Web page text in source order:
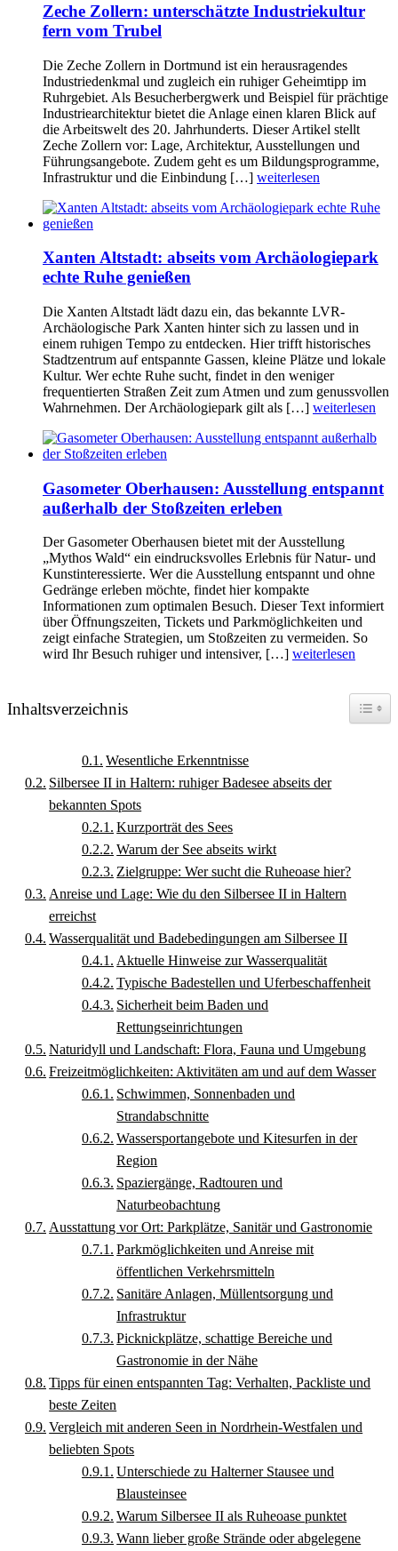
Zeche Zollern: unterschätzte Industriekultur
fern vom Trubel
Die Zeche Zollern in Dortmund ist ein herausragendes
Industriedenkmal und zugleich ein ruhiger Geheimtipp im
Ruhrgebiet. Als Besucherbergwerk und Beispiel für prächtige
Industriearchitektur bietet die Anlage einen klaren Blick auf
die Arbeitswelt des 20. Jahrhunderts. Dieser Artikel stellt
Zeche Zollern vor: Lage, Architektur, Ausstellungen und
Führungsangebote. Zudem geht es um Bildungsprogramme,
Infrastruktur und die Einbindung […] weiterlesen
Xanten Altstadt: abseits vom Archäologiepark
echte Ruhe genießen
Die Xanten Altstadt lädt dazu ein, das bekannte LVR-
Archäologische Park Xanten hinter sich zu lassen und in
einem ruhigen Tempo zu entdecken. Hier trifft historisches
Stadtzentrum auf entspannte Gassen, kleine Plätze und lokale
Kultur. Wer echte Ruhe sucht, findet in den weniger
frequentierten Straßen Zeit zum Atmen und zum genussvollen
Wahrnehmen. Der Archäologiepark gilt als […] weiterlesen
Gasometer Oberhausen: Ausstellung entspannt
außerhalb der Stoßzeiten erleben
Der Gasometer Oberhausen bietet mit der Ausstellung
„Mythos Wald“ ein eindrucksvolles Erlebnis für Natur- und
Kunstinteressierte. Wer die Ausstellung entspannt und ohne
Gedränge erleben möchte, findet hier kompakte
Informationen zum optimalen Besuch. Dieser Text informiert
über Öffnungszeiten, Tickets und Parkmöglichkeiten und
zeigt einfache Strategien, um Stoßzeiten zu vermeiden. So
wird Ihr Besuch ruhiger und intensiver, […] weiterlesen
Inhaltsverzeichnis
Wesentliche Erkenntnisse
Silbersee II in Haltern: ruhiger Badesee abseits der
bekannten Spots
Kurzporträt des Sees
Warum der See abseits wirkt
Zielgruppe: Wer sucht die Ruheoase hier?
Anreise und Lage: Wie du den Silbersee II in Haltern
erreichst
Wasserqualität und Badebedingungen am Silbersee II
Aktuelle Hinweise zur Wasserqualität
Typische Badestellen und Uferbeschaffenheit
Sicherheit beim Baden und
Rettungseinrichtungen
Naturidyll und Landschaft: Flora, Fauna und Umgebung
Freizeitmöglichkeiten: Aktivitäten am und auf dem Wasser
Schwimmen, Sonnenbaden und
Strandabschnitte
Wassersportangebote und Kitesurfen in der
Region
Spaziergänge, Radtouren und
Naturbeobachtung
Ausstattung vor Ort: Parkplätze, Sanitär und Gastronomie
Parkmöglichkeiten und Anreise mit
öffentlichen Verkehrsmitteln
Sanitäre Anlagen, Müllentsorgung und
Infrastruktur
Picknickplätze, schattige Bereiche und
Gastronomie in der Nähe
Tipps für einen entspannten Tag: Verhalten, Packliste und
beste Zeiten
Vergleich mit anderen Seen in Nordrhein-Westfalen und
beliebten Spots
Unterschiede zu Halterner Stausee und
Blausteinsee
Warum Silbersee II als Ruheoase punktet
Wann lieber große Strände oder abgelegene